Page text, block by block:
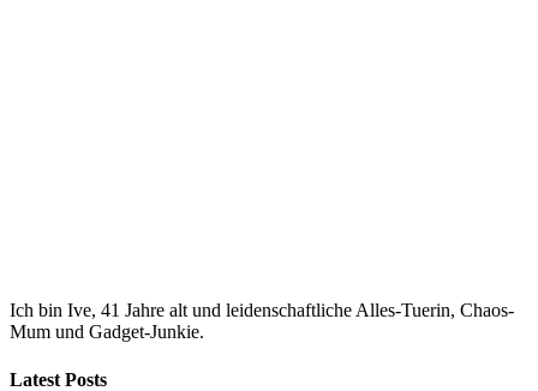
Ich bin Ive, 41 Jahre alt und leidenschaftliche Alles-Tuerin, Chaos-
Mum und Gadget-Junkie.
Latest Posts